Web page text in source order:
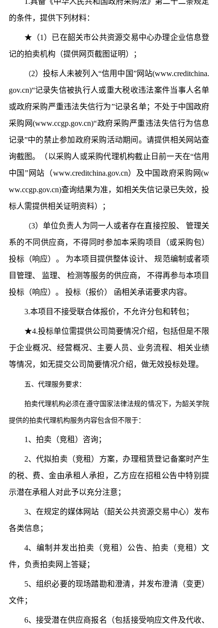
的条件，提供下列材料：
★（1）已在韶关市公共资源交易中心办理企业信息登
记的拍卖机构（提供网页截图证明）；
（2）投标人未被列入“信用中国”网站(www.creditchina.
gov.cn)“记录失信被执行人或重大税收违法案件当事人名单
或政府采购严重违法失信行为”记录名单；不处于中国政府
采购网(www.ccgp.gov.cn)“政府采购严重违法失信行为信息
记录”中的禁止参加政府采购活动期间。请提供相关网站查
询截图。（以采购人或采购代理机构截止日前一天在“信用
中国”网站（www.creditchina.gov.cn）及中国政府采购网(w
ww.ccgp.gov.cn)查询结果为准，如相关失信记录已失效，投
标人需提供相关证明资料）；
（3）单位负责人为同一人或者存在直接控股、 管理关
系的不同供应商，不得同时参加本采购项目（或采购包）
投标（响应）。 为本项目提供整体设计、 规范编制或者项
目管理、 监理、 检测等服务的供应商， 不得再参与本项目
投标（响应）。 投标（报价） 函相关承诺要求内容。
3.本项目不接受联合体报价，不允许分包和转包；
★4.投标单位需提供公司简要情况介绍，包括但是不限
于企业概况、经营概况、主要人员、业务流程、相关业绩
等情况，如无提交公司简要情况介绍，做无效投标处理。
五、代理服务要求：
拍卖代理机构必须在遵守国家法律法规的情况下，为韶关学院
提供的拍卖代理机构服务内容包含但不限于：
1、拍卖（竞租）咨询；
2、代拟拍卖（竞租）方案，办理租赁登记备案时产生
的税、费、金由承租人承担，乙方应在招租公告中特别提
示潜在承租人对此予以充分注意；
3、在规定的媒体网站（韶关公共资源交易中心）发布
各类信息；
4、编制并发出拍卖（竞租）公告、拍卖（竞租）文
件，负责拍卖网上答疑；
5、组织必要的现场踏勘和澄清，并发布澄清（变更）
文件；
6、接受潜在供应商报名（包括接受响应文件及代收、